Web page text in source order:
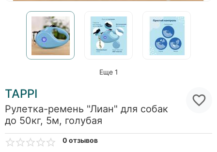
Еще 1
TAPPI
Рулетка-ремень "Лиан" для собак
до 50кг, 5м, голубая
0 отзывов